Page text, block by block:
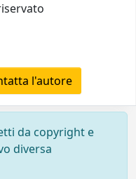
l'autore
da copyright e
diversa